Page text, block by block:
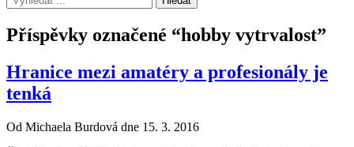
Příspěvky označené “hobby vytrvalost”
Hranice mezi amatéry a profesionály je
tenká
Od Michaela Burdová dne 15. 3. 2016